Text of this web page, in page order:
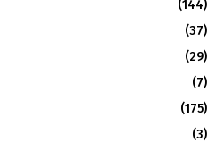
(144)
(37)
(29)
(7)
(175)
(3)